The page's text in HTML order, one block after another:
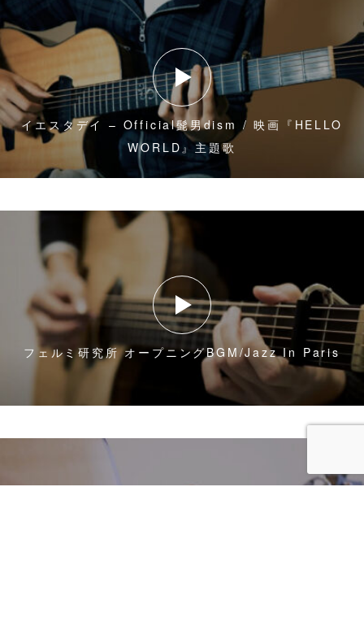
イエスタデイ – Official髭男dism / 映画『HELLO
WORLD』主題歌
フェルミ研究所 オープニングBGM/Jazz In Paris